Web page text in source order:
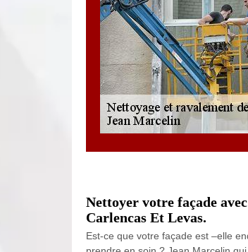
Nettoyer votre façade
Carlencas Et Levas.
Est-ce que votre façade est –elle